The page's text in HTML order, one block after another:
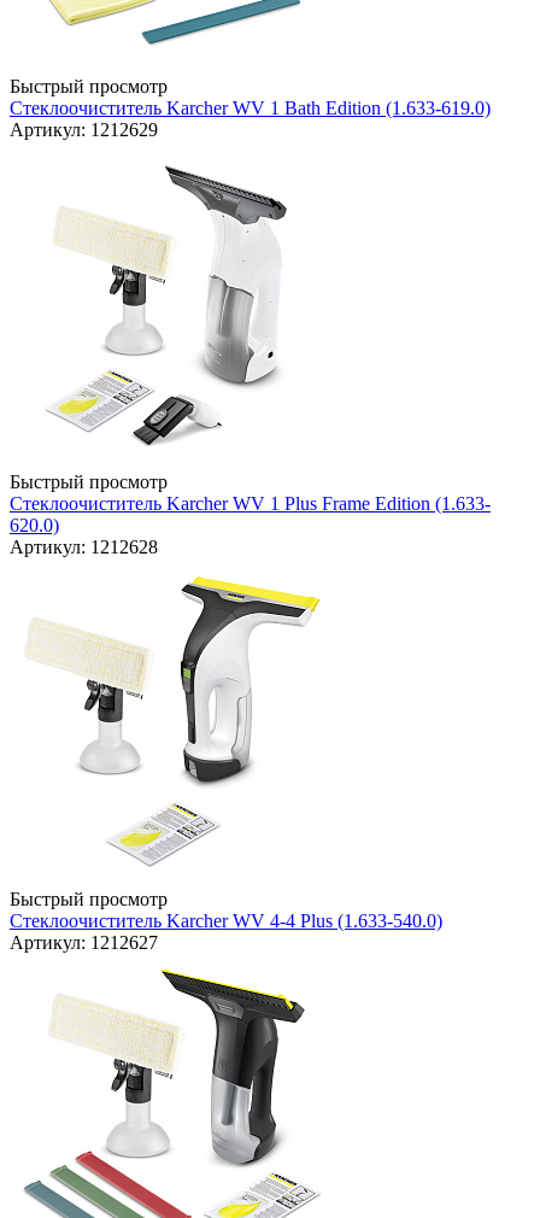
Быстрый просмотр
Стеклоочиститель Karcher WV 1 Bath Edition (1.633-619.0)
Артикул: 1212629
Быстрый просмотр
Стеклоочиститель Karcher WV 1 Plus Frame Edition (1.633-
620.0)
Артикул: 1212628
Быстрый просмотр
Стеклоочиститель Karcher WV 4-4 Plus (1.633-540.0)
Артикул: 1212627